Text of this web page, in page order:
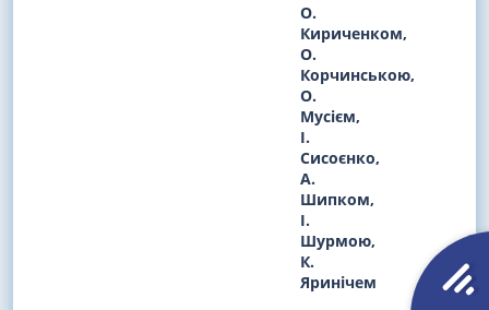
О.
Кириченком,
О.
Корчинською,
О.
Мусієм,
І.
Сисоєнко,
А.
Шипком,
І.
Шурмою,
К.
Яринічем